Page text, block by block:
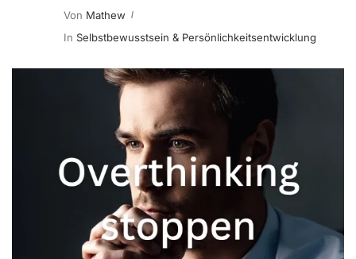
Von Mathew
In Selbstbewusstsein & Persönlichkeitsentwicklung